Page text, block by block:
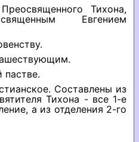
Тихона,
Евгением
пастве.
Составлены из
Тихона - все 1-е
а из отделения 2-го